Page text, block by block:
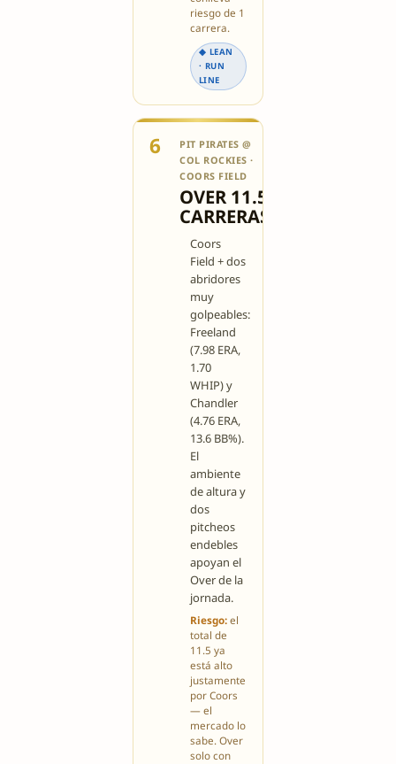
riesgo de 1
carrera.
◆ LEAN
· RUN
LINE
6
PIT PIRATES @
COL ROCKIES ·
COORS FIELD
OVER 11.5
CARRERAS
Coors
Field + dos
abridores
muy
golpeables:
Freeland
(7.98 ERA,
1.70
WHIP) y
Chandler
(4.76 ERA,
13.6 BB%).
El
ambiente
de altura y
dos
pitcheos
endebles
apoyan el
Over de la
jornada.
Riesgo:el
total de
11.5 ya
está alto
justamente
por Coors
— el
mercado lo
sabe. Over
solo con